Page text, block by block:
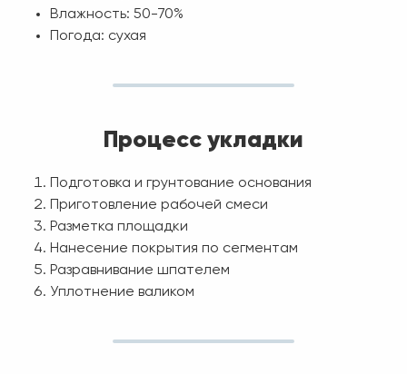
Влажность: 50-70%
Погода: сухая
Процесс укладки
Подготовка и грунтование основания
Приготовление рабочей смеси
Разметка площадки
Нанесение покрытия по сегментам
Разравнивание шпателем
Уплотнение валиком